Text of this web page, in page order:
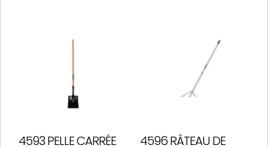
4593 PELLE CARRÉE 4596 RÂTEAU DE